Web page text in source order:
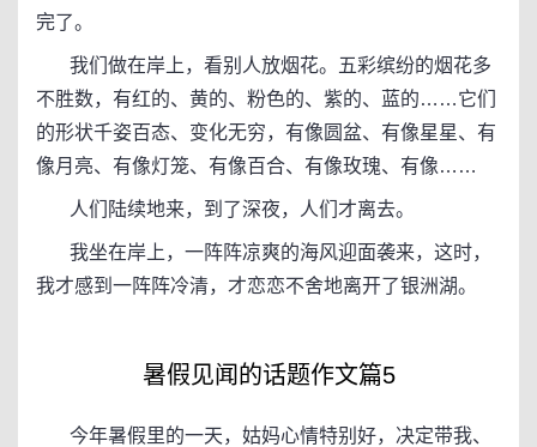
完了。
我们做在岸上，看别人放烟花。五彩缤纷的烟花多
不胜数，有红的、黄的、粉色的、紫的、蓝的……它们
的形状千姿百态、变化无穷，有像圆盆、有像星星、有
像月亮、有像灯笼、有像百合、有像玫瑰、有像……
人们陆续地来，到了深夜，人们才离去。
我坐在岸上，一阵阵凉爽的海风迎面袭来，这时，
我才感到一阵阵冷清，才恋恋不舍地离开了银洲湖。
暑假见闻的话题作文篇5
今年暑假里的一天，姑妈心情特别好，决定带我、